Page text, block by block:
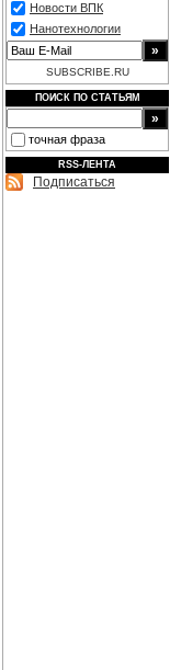
Новости ВПК
Нанотехнологии
SUBSCRIBE.RU
ПОИСК ПО СТАТЬЯМ
точная фраза
RSS-ЛЕНТА
Подписаться